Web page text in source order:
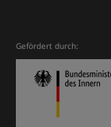
Gefördert durch: